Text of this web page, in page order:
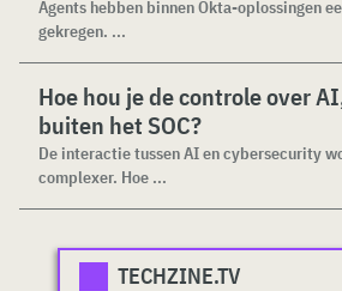
Agents hebben binnen Okta-oplossingen
gekregen. ...
Hoe hou je de controle over
buiten het SOC?
De interactie tussen AI en cybersecurity
complexer. Hoe ...
TECHZINE.TV